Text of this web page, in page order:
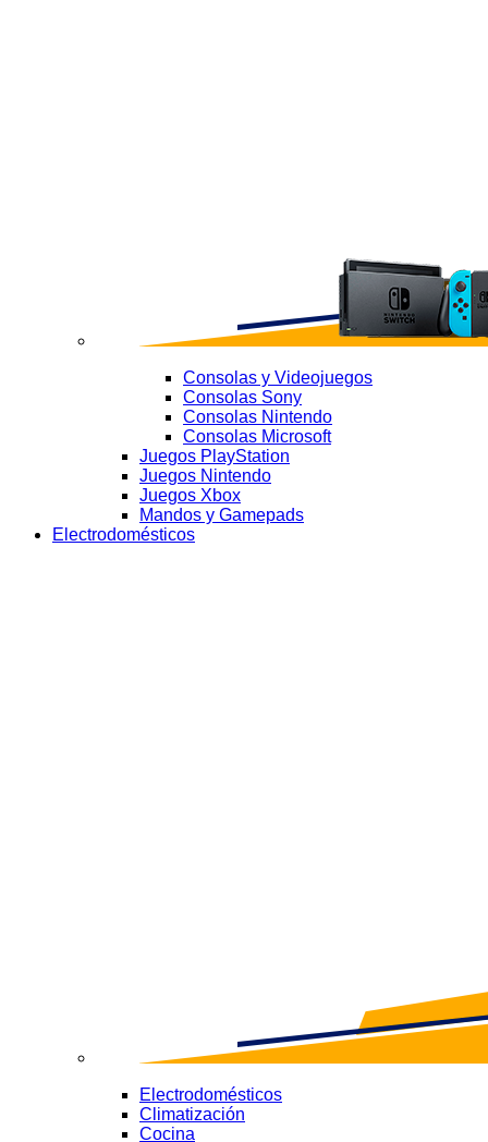
Consolas y Videojuegos
Consolas Sony
Consolas Nintendo
Consolas Microsoft
Juegos PlayStation
Juegos Nintendo
Juegos Xbox
Mandos y Gamepads
Electrodomésticos
Electrodomésticos
Climatización
Cocina